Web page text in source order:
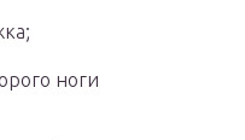
ноги